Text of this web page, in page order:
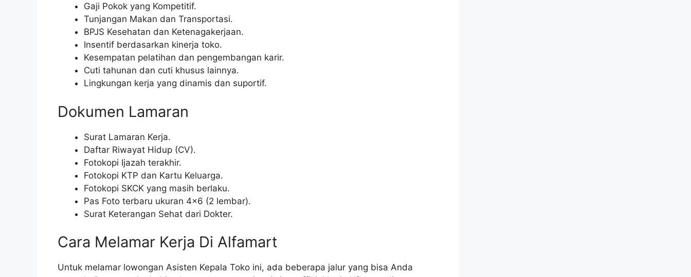
Gaji Pokok yang Kompetitif.
Tunjangan Makan dan Transportasi.
BPJS Kesehatan dan Ketenagakerjaan.
Insentif berdasarkan kinerja toko.
Kesempatan pelatihan dan pengembangan karir.
Cuti tahunan dan cuti khusus lainnya.
Lingkungan kerja yang dinamis dan suportif.
Dokumen Lamaran
Surat Lamaran Kerja.
Daftar Riwayat Hidup (CV).
Fotokopi Ijazah terakhir.
Fotokopi KTP dan Kartu Keluarga.
Fotokopi SKCK yang masih berlaku.
Pas Foto terbaru ukuran 4×6 (2 lembar).
Surat Keterangan Sehat dari Dokter.
Cara Melamar Kerja Di Alfamart
Untuk melamar lowongan Asisten Kepala Toko ini, ada beberapa jalur yang bisa Anda